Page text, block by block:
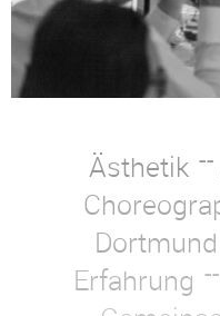
Ästhetik
Dortmund
Erfahrung